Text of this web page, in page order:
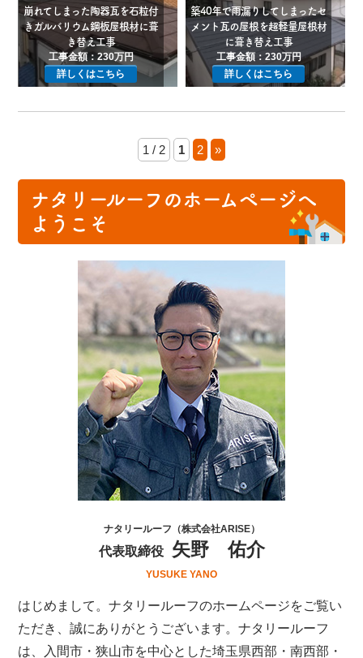
崩れてしまった陶器瓦を石粒付
きガルバリウム鋼板屋根材に葺
き替え工事
工事金額：230万円
詳しくはこちら
築40年で雨漏りしてしまったセ
メント瓦の屋根を超軽量屋根材
に葺き替え工事
工事金額：230万円
詳しくはこちら
1 / 2 1 2 »
ナタリールーフのホームページへ
ようこそ
ナタリールーフ（株式会社ARISE）
代表取締役 矢野 佑介
YUSUKE YANO
はじめまして。ナタリールーフのホームページをご覧い
ただき、誠にありがとうございます。ナタリールーフ
は、
入間市・狭山市を中心とした埼玉県西部・南西部・